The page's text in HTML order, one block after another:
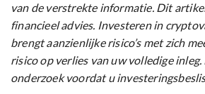
van de verstrekte informatie. Dit
financieel advies. Investeren in
brengt aanzienlijke risico’s met zich
risico op verlies van uw volledige
onderzoek voordat u